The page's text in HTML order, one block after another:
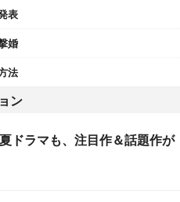
表
婚
法
ン
ドラマも、注目作＆話題作が